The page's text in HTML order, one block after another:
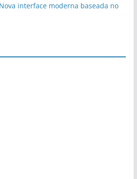
interface moderna baseada no